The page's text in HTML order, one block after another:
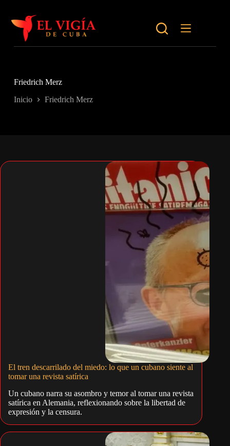
contenido
Friedrich Merz
Inicio Friedrich Merz
El tren descarrilado del miedo: lo que un cubano siente al
tomar una revista satírica
Un cubano narra su asombro y temor al tomar una revista
satírica en Alemania, reflexionando sobre la libertad de
expresión y la censura.